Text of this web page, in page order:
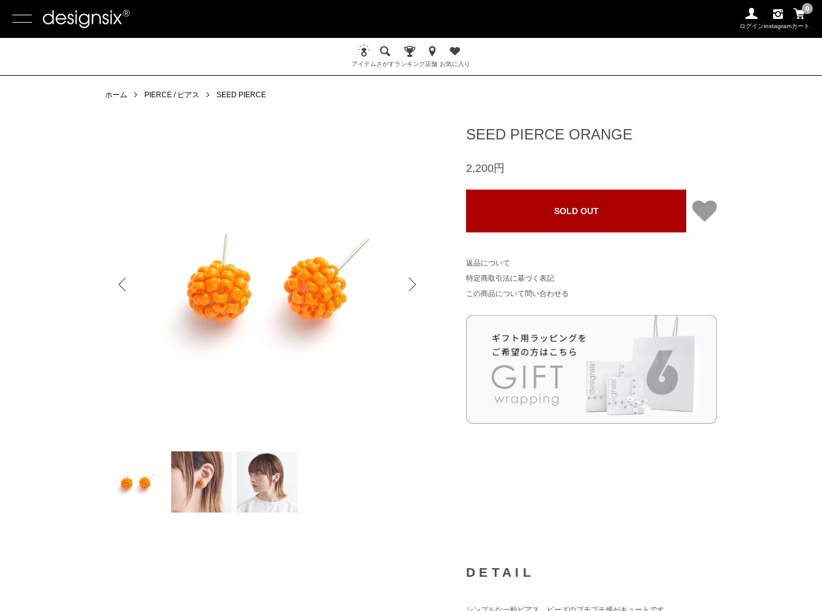
ログインinstagram
0
カート
アイテムさがすランキング店舗 お気に入り
ホーム PIERCE / ピアス SEED PIERCE
SEED PIERCE ORANGE
2,200円
SOLD OUT
返品について
特定商取引法に基づく表記
この商品について問い合わせる
DETAIL